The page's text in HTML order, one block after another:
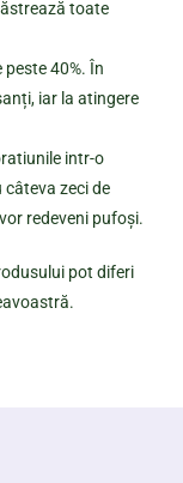
toate
40%. În
iar la atingere
intr-o
zeci de
redeveni pufoși.
pot diferi